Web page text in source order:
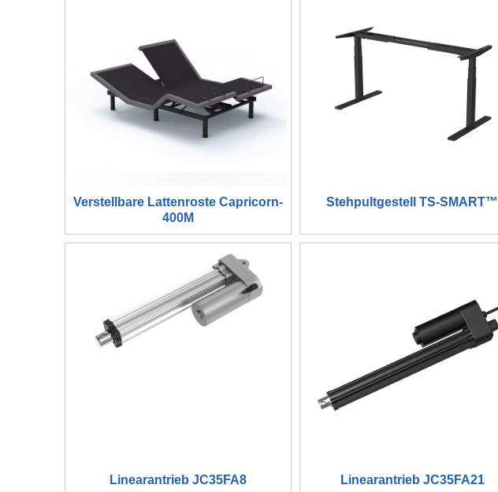
Verstellbare Lattenroste Capricorn-
400M
Stehpultgestell TS-SMART™
Linearantrieb JC35FA8 Linearantrieb JC35FA21